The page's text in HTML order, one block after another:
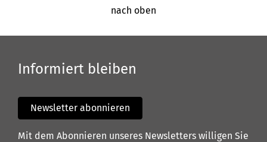
nach oben
Informiert bleiben
Newsletter abonnieren
Mit dem Abonnieren unseres Newsletters willigen Sie